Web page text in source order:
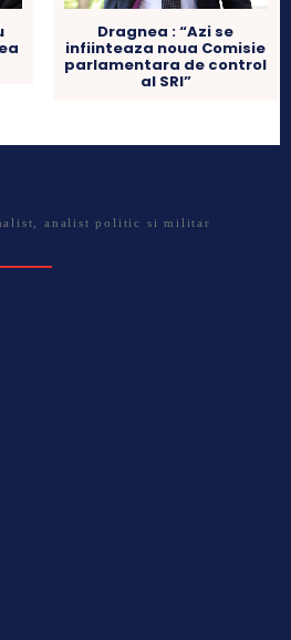
Dragnea : “Azi se
infiinteaza noua Comisie
parlamentara de control
al SRI”
analist politic si militar